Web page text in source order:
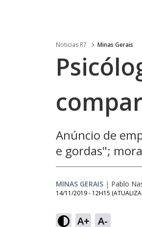
Noticias R7 Minas Gerais
Anúncio de
e gordas";
MINAS GERAIS | Pablo
14/11/2019 - 12H15
A+ A-